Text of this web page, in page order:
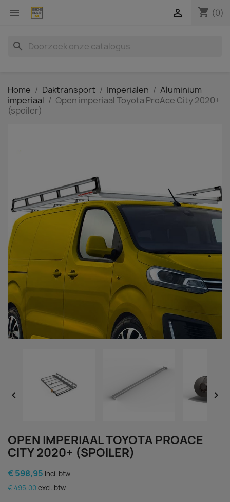
 shopping_cart (0)

search
Home Daktransport Imperialen
Aluminium
imperiaal
Open imperiaal Toyota ProAce City 2020+
(spoiler)
 
OPEN IMPERIAAL TOYOTA PROACE
CITY 2020+ (SPOILER)
€ 598,95 incl. btw
€ 495,00 excl. btw